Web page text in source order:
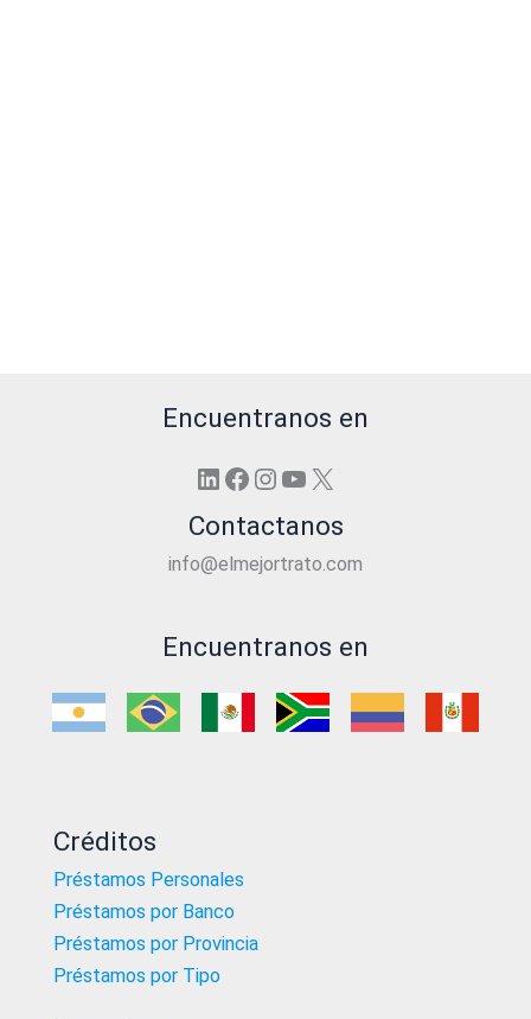
Encuentranos en
LinkedIn
Facebook
Instagram
YouTube
X
Contactanos
info@elmejortrato.com
Encuentranos en
Créditos
Préstamos Personales
Préstamos por Banco
Préstamos por Provincia
Préstamos por Tipo